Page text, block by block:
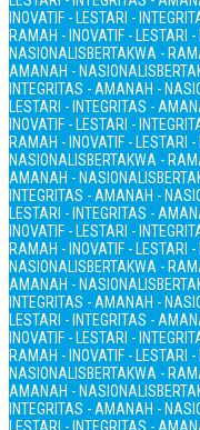
INOVATIF - LESTARI -
RAMAH - INOVATIF - LESTARI
NASIONALISBERTAKWA -
AMANAH - NASIONALIS
INTEGRITAS - AMANAH -
LESTARI - INTEGRITAS -
INOVATIF - LESTARI -
RAMAH - INOVATIF - LESTARI
NASIONALISBERTAKWA -
AMANAH - NASIONALIS
INTEGRITAS - AMANAH -
LESTARI - INTEGRITAS -
INOVATIF - LESTARI -
RAMAH - INOVATIF - LESTARI
NASIONALISBERTAKWA -
AMANAH - NASIONALIS
INTEGRITAS - AMANAH -
LESTARI - INTEGRITAS -
INOVATIF - LESTARI -
RAMAH - INOVATIF - LESTARI
NASIONALISBERTAKWA -
AMANAH - NASIONALIS
INTEGRITAS - AMANAH -